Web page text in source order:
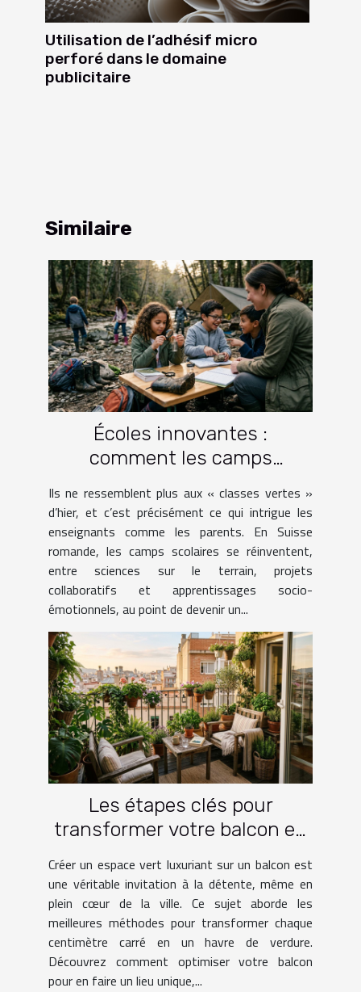
Utilisation de l’adhésif micro
perforé dans le domaine
publicitaire
Similaire
Écoles innovantes :
comment les camps
l’apprentissage hors des
murs
Ils ne ressemblent plus aux « classes vertes »
d’hier, et c’est précisément ce qui intrigue les
enseignants comme les parents. En Suisse
romande, les camps scolaires se réinventent,
entre sciences sur le terrain, projets
collaboratifs et apprentissages socio-
émotionnels, au point de devenir un...
Les étapes clés pour
transformer votre balcon en
Créer un espace vert luxuriant sur un balcon est
une véritable invitation à la détente, même en
plein cœur de la ville. Ce sujet aborde les
meilleures méthodes pour transformer chaque
centimètre carré en un havre de verdure.
Découvrez comment optimiser votre balcon
pour en faire un lieu unique,...